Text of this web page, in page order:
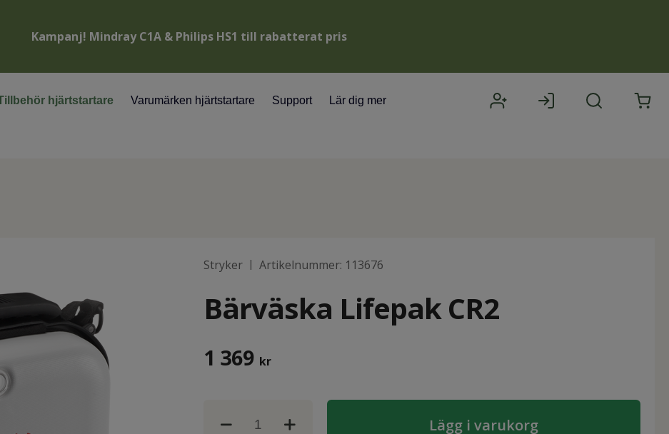
Kampanj! Mindray C1A & Philips HS1 till rabatterat pris
hjärtstartare Varumärken hjärtstartare Support Lär dig mer
Stryker | Artikelnummer: 113676
Bärväska Lifepak CR2
1 369 kr
Lägg i varukorg